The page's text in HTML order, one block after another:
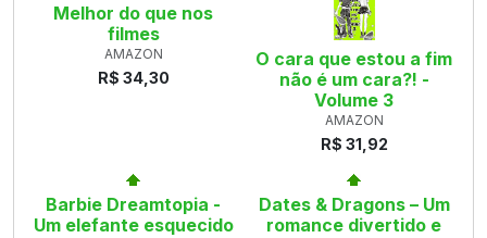
Melhor do que nos
filmes
AMAZON
R$ 34,30
O cara que estou a fim
não é um cara?! -
Volume 3
AMAZON
R$ 31,92
Barbie Dreamtopia -
Um elefante esquecido
Dates & Dragons – Um
romance divertido e